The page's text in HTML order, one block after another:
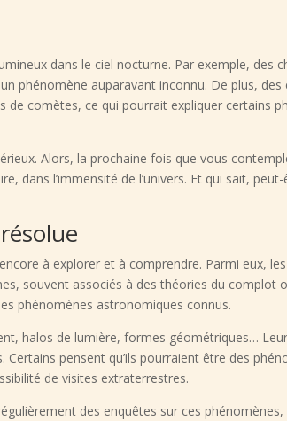
dans le ciel nocturne. Par exemple, des
phénomène auparavant inconnu. De plus,
comètes, ce qui pourrait expliquer certains
Alors, la prochaine fois que vous
dans l’immensité de l’univers. Et qui sait,
à explorer et à comprendre. Parmi eux,
souvent associés à des théories du complot
phénomènes astronomiques connus.
halos de lumière, formes géométriques…
pensent qu’ils pourraient être des
de visites extraterrestres.
des enquêtes sur ces phénomènes,